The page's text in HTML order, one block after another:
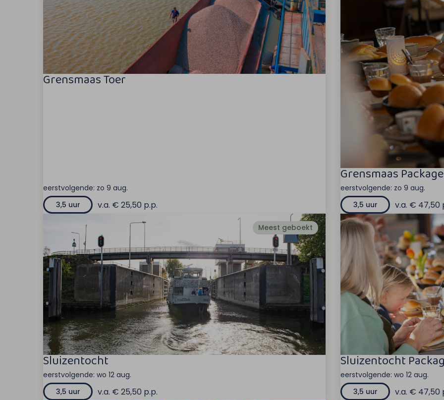
Grensmaas Toer
eerstvolgende: zo 9 aug.
3,5 uur
v.a. € 25,50 p.p.
Grensmaas
eerstvolgende: zo 9 aug.
3,5 uur
v.a. € 47,50
Meest geboekt
Sluizentocht
eerstvolgende: wo 12 aug.
3,5 uur
v.a. € 25,50 p.p.
Sluizentocht
eerstvolgende: wo 12 aug.
3,5 uur
v.a. € 47,50